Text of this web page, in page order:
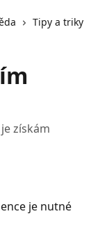
Tipy a triky
získám
je nutné